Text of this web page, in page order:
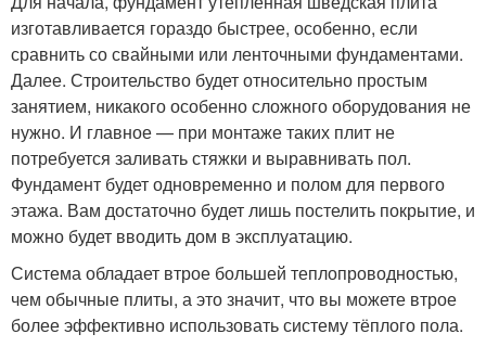
изготавливается гораздо быстрее, особенно, если
сравнить со свайными или ленточными фундаментами.
Далее. Строительство будет относительно простым
занятием, никакого особенно сложного оборудования не
нужно. И главное — при монтаже таких плит не
потребуется заливать стяжки и выравнивать пол.
Фундамент будет одновременно и полом для первого
этажа. Вам достаточно будет лишь постелить покрытие, и
можно будет вводить дом в эксплуатацию.
Система обладает втрое большей теплопроводностью,
чем обычные плиты, а это значит, что вы можете втрое
более эффективно использовать систему тёплого пола.